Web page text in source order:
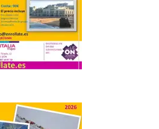
se celebrará el
agosto en el
de la Catedral,
el estreno absoluto
composición del
Turismo de